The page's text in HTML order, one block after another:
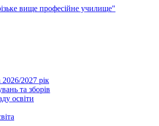
вище професійне училище"
2026/2027 рік
та зборів
освіти